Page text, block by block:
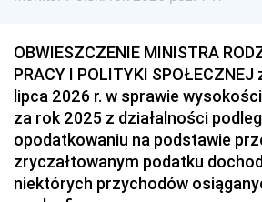
OBWIESZCZENIE MINISTRA
PRACY I POLITYKI SPOŁECZNEJ
lipca 2026 r. w sprawie
za rok 2025 z działalności
opodatkowaniu na podstawie
zryczałtowanym podatku
niektórych przychodów